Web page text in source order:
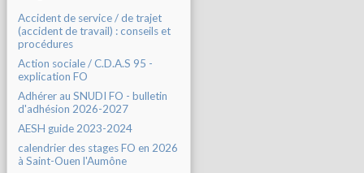
Accident de service / de trajet
(accident de travail) : conseils et
procédures
Action sociale / C.D.A.S 95 -
explication FO
Adhérer au SNUDI FO - bulletin
d'adhésion 2026-2027
AESH guide 2023-2024
calendrier des stages FO en 2026
à Saint-Ouen l'Aumône